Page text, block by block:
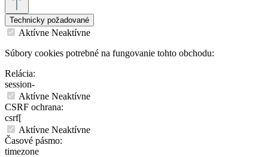
Technicky požadované
Aktívne Neaktívne
Súbory cookies potrebné na fungovanie tohto obchodu:
Relácia:
session-
Aktívne Neaktívne
CSRF ochrana:
csrf[
Aktívne Neaktívne
Časové pásmo:
timezone